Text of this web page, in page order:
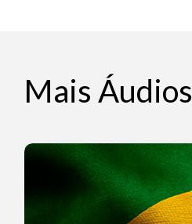
Mais Áudios